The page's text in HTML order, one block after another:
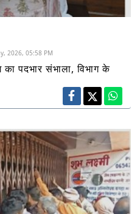
2026, 05:58 PM
का पदभार संभाला, विभाग के